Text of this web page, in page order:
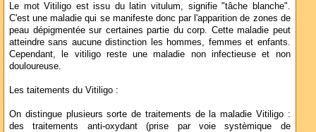
Le mot Vitiligo est issu du latin vitulum, signifie "tâche blanche".
C'est une maladie qui se manifeste donc par l'apparition de zones de
peau dépigmentée sur certaines partie du corp. Cette maladie peut
atteindre sans aucune distinction les hommes, femmes et enfants.
Cependant, le vitiligo reste une maladie non infectieuse et non
douloureuse.
Les taitements du Vitiligo :
On distingue plusieurs sorte de traitements de la maladie Vitiligo :
des traitements anti-oxydant (prise par voie systèmique de